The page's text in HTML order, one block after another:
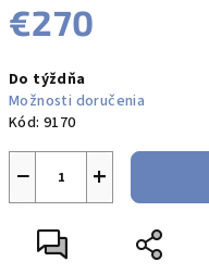
€270
cena:
Do týždňa
Možnosti doručenia
Kód: 9170
+
−